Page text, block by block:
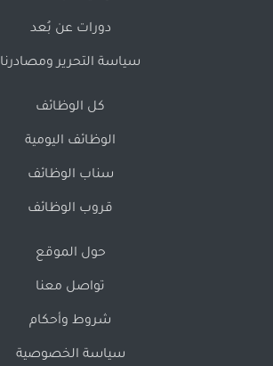
دورات عن بُعد
سياسة التحرير ومصادرنا
كل الوظائف
الوظائف اليومية
سناب الوظائف
قروب الوظائف
حول الموقع
تواصل معنا
شروط وأحكام
سياسة الخصوصية